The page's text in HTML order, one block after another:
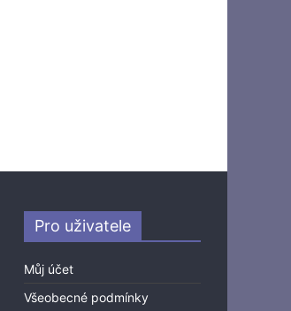
Pro uživatele
Můj účet
Všeobecné podmínky